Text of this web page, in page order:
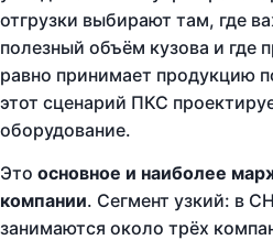
отгрузки выбирают там, где
полезный объём кузова и где
равно принимает продукцию
этот сценарий ПКС
оборудование.
Это основное и наиболее
компании. Сегмент узкий: в
занимаются около трёх